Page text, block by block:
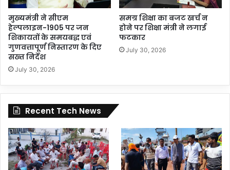
मुख्यमंत्री ने सीएम
हेल्पलाइन-1905 पर जन
शिकायतों के समयबद्ध एवं
गुणवत्तापूर्ण निस्तारण के दिए
सख्त निर्देश
July 30, 2026
समग्र शिक्षा का बजट खर्च न
होने पर शिक्षा मंत्री ने लगाई
फटकार
July 30, 2026
Recent Tech News